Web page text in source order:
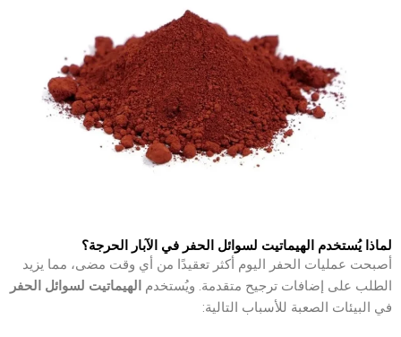
لماذا يُستخدم الهيماتيت لسوائل الحفر في الآبار الحرجة؟
أصبحت عمليات الحفر اليوم أكثر تعقيدًا من أي وقت مضى، مما يزيد
الطلب على إضافات ترجيح متقدمة. ويُستخدم الهيماتيت لسوائل الحفر
في البيئات الصعبة للأسباب التالية: